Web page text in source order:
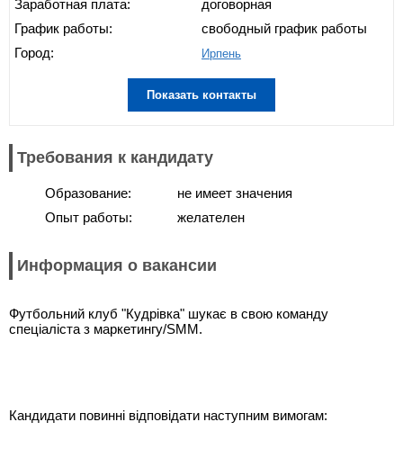
Заработная плата:
График работы:
Город:
договорная
свободный график работы
Ирпень
Показать контакты
Требования к кандидату
Образование:
Опыт работы:
не имеет значения
желателен
Информация о вакансии
Футбольний клуб "Кудрівка" шукає в свою команду
спеціаліста з маркетингу/SMM.
Кандидати повинні відповідати наступним вимогам: